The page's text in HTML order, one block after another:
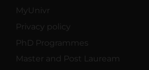
MyUnivr
Privacy policy
PhD Programmes
Master and Post Lauream